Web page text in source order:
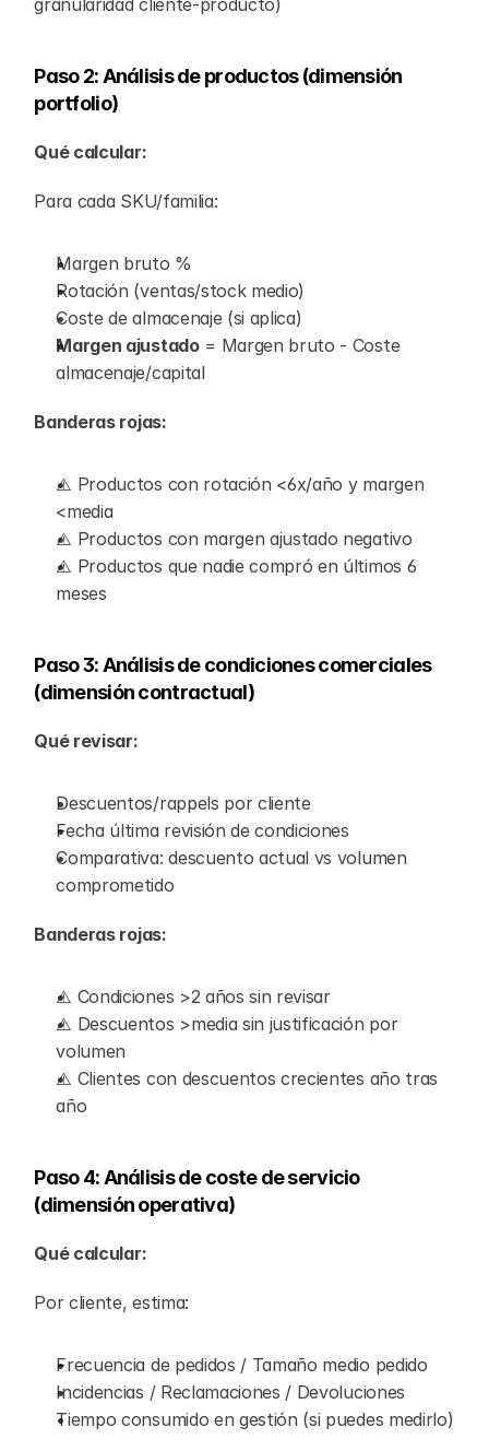
granularidad cliente-producto)
Paso 2: Análisis de productos (dimensión
portfolio)
Qué calcular:
Para cada SKU/familia:
Margen bruto %
Rotación (ventas/stock medio)
Coste de almacenaje (si aplica)
Margen ajustado = Margen bruto - Coste
almacenaje/capital
Banderas rojas:
⚠️ Productos con rotación <6x/año y margen
<media
⚠️ Productos con margen ajustado negativo
⚠️ Productos que nadie compró en últimos 6
meses
Paso 3: Análisis de condiciones comerciales
(dimensión contractual)
Qué revisar:
Descuentos/rappels por cliente
Fecha última revisión de condiciones
Comparativa: descuento actual vs volumen
comprometido
Banderas rojas:
⚠️ Condiciones >2 años sin revisar
⚠️ Descuentos >media sin justificación por
volumen
⚠️ Clientes con descuentos crecientes año tras
año
Paso 4: Análisis de coste de servicio
(dimensión operativa)
Qué calcular:
Por cliente, estima:
Frecuencia de pedidos / Tamaño medio pedido
Incidencias / Reclamaciones / Devoluciones
Tiempo consumido en gestión (si puedes medirlo)